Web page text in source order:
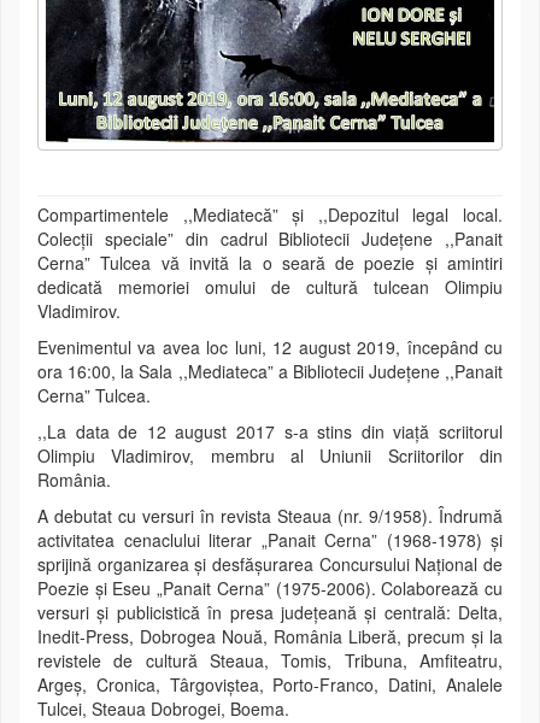
Compartimentele ,,Mediatecă” și ,,Depozitul legal local.
Colecții speciale” din cadrul Bibliotecii Județene ,,Panait
Cerna” Tulcea vă invită la o seară de poezie și amintiri
dedicată memoriei omului de cultură tulcean Olimpiu
Vladimirov.
Evenimentul va avea loc luni, 12 august 2019, începând cu
ora 16:00, la Sala ,,Mediateca” a Bibliotecii Județene ,,Panait
Cerna” Tulcea.
,,La data de 12 august 2017 s-a stins din viață scriitorul
Olimpiu Vladimirov, membru al Uniunii Scriitorilor din
România.
A debutat cu versuri în revista Steaua (nr. 9/1958). Îndrumă
activitatea cenaclului literar „Panait Cerna” (1968-1978) şi
sprijină organizarea şi desfăşurarea Concursului Naţional de
Poezie şi Eseu „Panait Cerna” (1975-2006). Colaborează cu
versuri şi publicistică în presa judeţeană şi centrală: Delta,
Inedit-Press, Dobrogea Nouă, România Liberă, precum şi la
revistele de cultură Steaua, Tomis, Tribuna, Amfiteatru,
Argeş, Cronica, Târgoviştea, Porto-Franco, Datini, Analele
Tulcei, Steaua Dobrogei, Boema.